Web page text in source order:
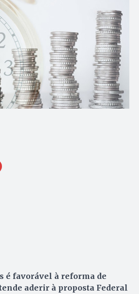
é favorável à reforma de
aderir à proposta Federal